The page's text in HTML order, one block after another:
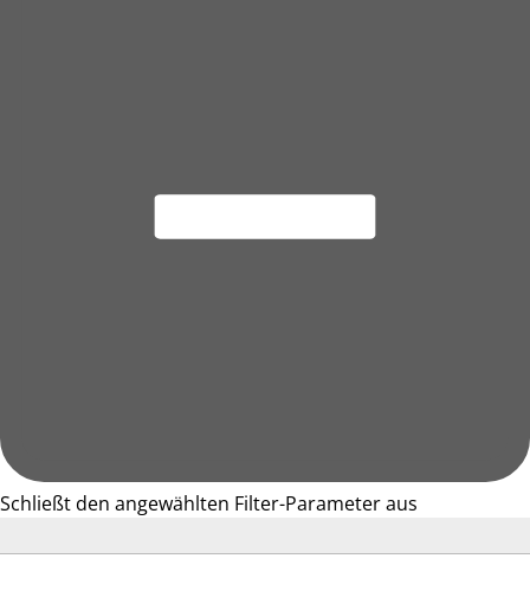
Schließt den angewählten Filter-Parameter aus